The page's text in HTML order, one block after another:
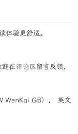
体验更舒适。
在评论区留言反馈，
WenKai GB）， 英文